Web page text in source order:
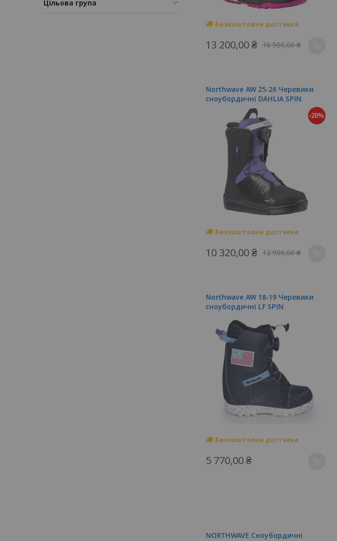
Безкоштовна доставка
13 200,00 ₴ 16 500,00 ₴
Northwave AW 25-26 Черевики
cноубордичні DAHLIA SPIN
-20%
Безкоштовна доставка
10 320,00 ₴ 12 900,00 ₴
Northwave AW 18-19 Черевики
cноубордичні LF SPIN
Безкоштовна доставка
5 770,00 ₴
NORTHWAVE Сноубордичні
Цільова група